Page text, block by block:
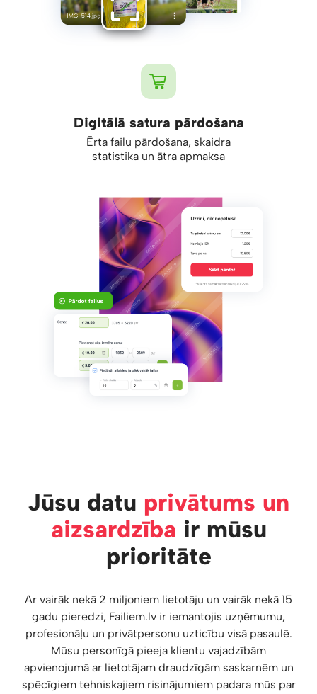
Digitālā satura pārdošana
Ērta failu pārdošana, skaidra
statistika un ātra apmaksa
Jūsu datu privātums un
aizsardzība ir mūsu
prioritāte
Ar vairāk nekā 2 miljoniem lietotāju un vairāk nekā 15
gadu pieredzi, Failiem.lv ir iemantojis uzņēmumu,
profesionāļu un privātpersonu uzticību visā pasaulē.
Mūsu personīgā pieeja klientu vajadzībām
apvienojumā ar lietotājam draudzīgām saskarnēm un
spēcīgiem tehniskajiem risinājumiem padara mūs par